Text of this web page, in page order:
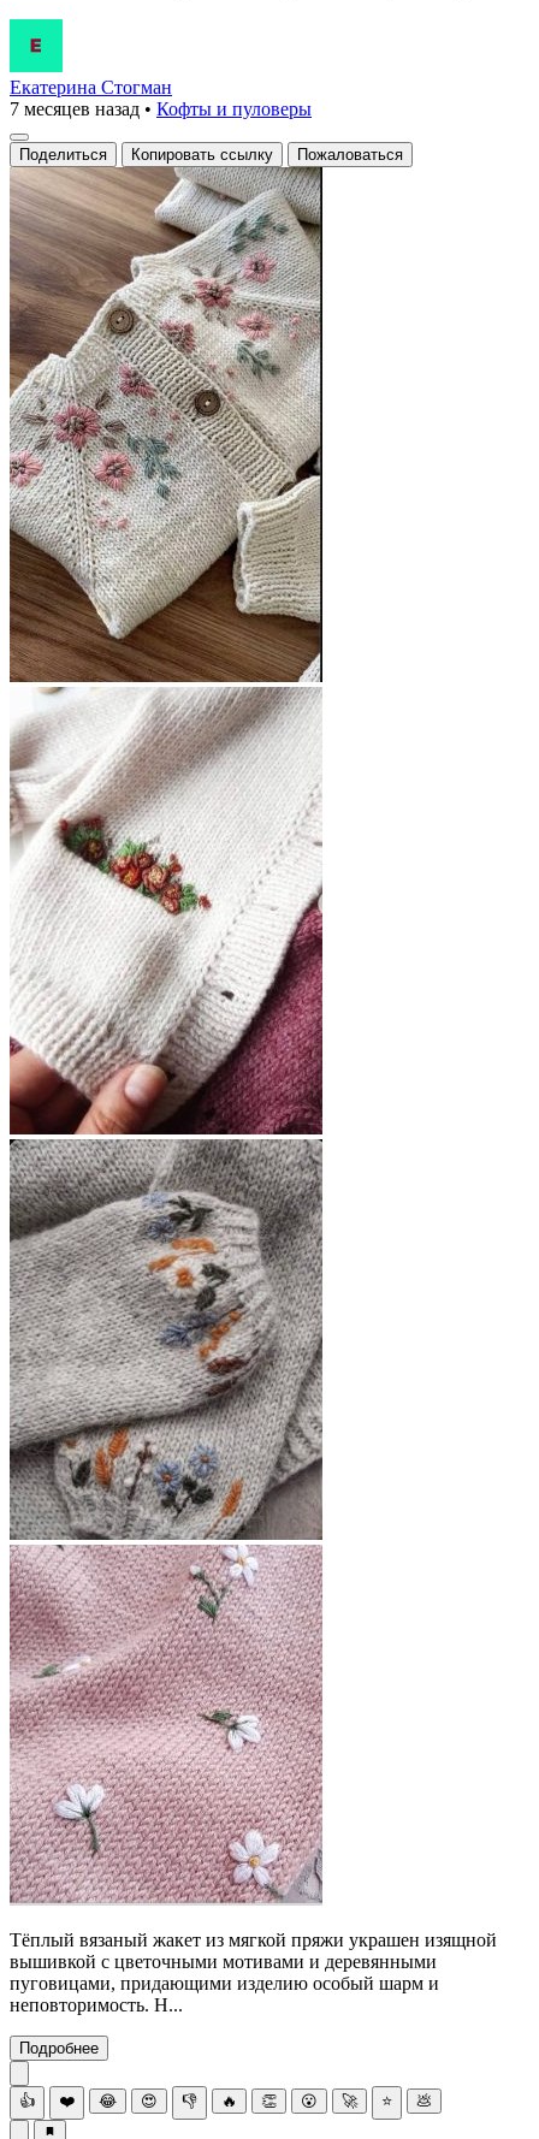
Екатерина Стогман
7 месяцев назад • Кофты и пуловеры
Поделиться Копировать ссылку Пожаловаться
Тёплый вязаный жакет из мягкой пряжи украшен изящной
вышивкой с цветочными мотивами и деревянными
пуговицами, придающими изделию особый шарм и
неповторимость. Н...
Подробнее
👍 ❤️ 😂 😍 👎 🔥 👏 😮 🚀 ⭐ 💩